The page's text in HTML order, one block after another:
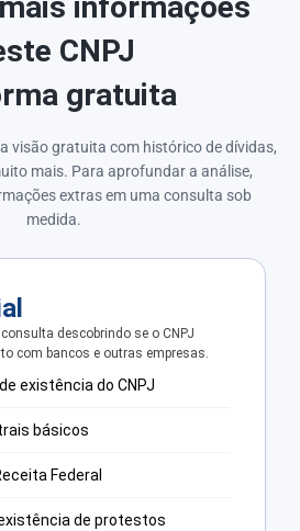
CNPJ
gratuita
visão gratuita com histórico de dívidas,
mais. Para aprofundar a análise,
extras em uma consulta sob
medida.
descobrindo se o CNPJ
com bancos e outras empresas.
existência do CNPJ
básicos
Federal
de protestos